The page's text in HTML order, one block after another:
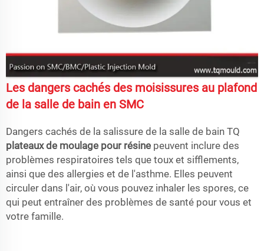
Les dangers cachés des moisissures au plafond
de la salle de bain en SMC
Dangers cachés de la salissure de la salle de bain TQ
plateaux de moulage pour résine peuvent inclure des
problèmes respiratoires tels que toux et sifflements,
ainsi que des allergies et de l'asthme. Elles peuvent
circuler dans l'air, où vous pouvez inhaler les spores, ce
qui peut entraîner des problèmes de santé pour vous et
votre famille.